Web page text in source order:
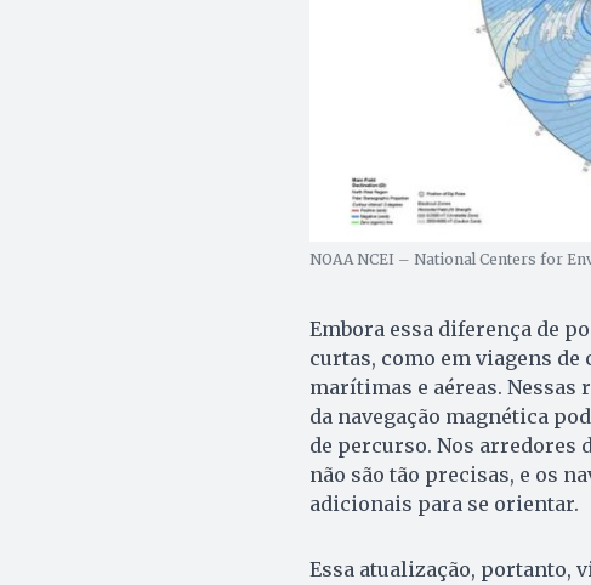
NOAA NCEI – National Centers for
Embora essa diferença de
curtas, como em viagens
marítimas e aéreas. Nessas
da navegação magnética
de percurso. Nos arredores
não são tão precisas, e os
adicionais para se orientar.
Essa atualização, portanto,